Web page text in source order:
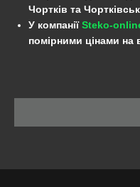
Чортків та
У компаніїSteko-
помірними цінами на